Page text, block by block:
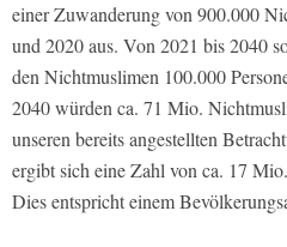
einer Zuwanderung von 900.000
und 2020 aus. Von 2021 bis 2040
den Nichtmuslimen 100.000
2040 würden ca. 71 Mio.
unseren bereits angestellten
ergibt sich eine Zahl von ca. 17
Dies entspricht einem